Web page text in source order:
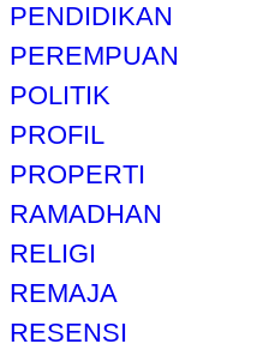
PENDIDIKAN
PEREMPUAN
POLITIK
PROFIL
PROPERTI
RAMADHAN
RELIGI
REMAJA
RESENSI